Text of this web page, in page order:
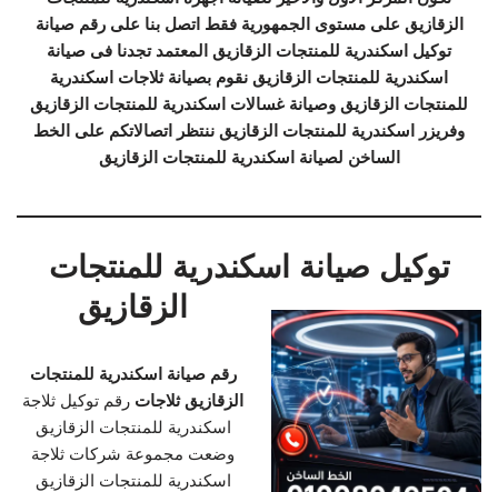
الزقازيق على مستوى الجمهورية فقط اتصل بنا على رقم صيانة
توكيل اسكندرية للمنتجات الزقازيق المعتمد تجدنا فى صيانة
اسكندرية للمنتجات الزقازيق نقوم بصيانة ثلاجات اسكندرية
للمنتجات الزقازيق وصيانة غسالات اسكندرية للمنتجات الزقازيق
وفريزر اسكندرية للمنتجات الزقازيق ننتظر اتصالاتكم على الخط
الساخن لصيانة اسكندرية للمنتجات الزقازيق
توكيل صيانة اسكندرية للمنتجات
الزقازيق
رقم صيانة اسكندرية للمنتجات
الزقازيق ثلاجات رقم توكيل ثلاجة
اسكندرية للمنتجات الزقازيق
وضعت مجموعة شركات ثلاجة
اسكندرية للمنتجات الزقازيق